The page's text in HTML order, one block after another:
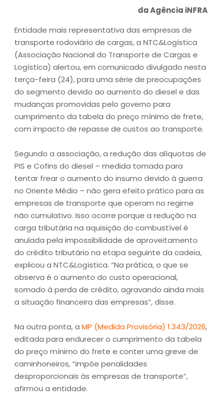
da Agência iNFRA
Entidade mais representativa das empresas de
transporte rodoviário de cargas, a NTC&Logística
(Associação Nacional do Transporte de Cargas e
Logística) alertou, em comunicado divulgado nesta
terça-feira (24), para uma série de preocupações
do segmento devido ao aumento do diesel e das
mudanças promovidas pelo governo para
cumprimento da tabela do preço mínimo de frete,
com impacto de repasse de custos ao transporte.
Segundo a associação, a redução das alíquotas de
PIS e Cofins do diesel – medida tomada para
tentar frear o aumento do insumo devido à guerra
no Oriente Médio – não gera efeito prático para as
empresas de transporte que operam no regime
não cumulativo. Isso ocorre porque a redução na
carga tributária na aquisição do combustível é
anulada pela impossibilidade de aproveitamento
do crédito tributário na etapa seguinte da cadeia,
explicou a NTC&Logística. “Na prática, o que se
observa é o aumento do custo operacional,
somado à perda de crédito, agravando ainda mais
a situação financeira das empresas”, disse.
Na outra ponta, a MP (Medida Provisória) 1.343/2026,
editada para endurecer o cumprimento da tabela
do preço mínimo do frete e conter uma greve de
caminhoneiros, “impõe penalidades
desproporcionais às empresas de transporte”,
afirmou a entidade.